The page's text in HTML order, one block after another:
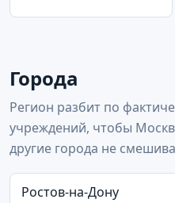
Города
Регион разбит по
учреждений, чтобы
другие города не
Ростов-на-Дону